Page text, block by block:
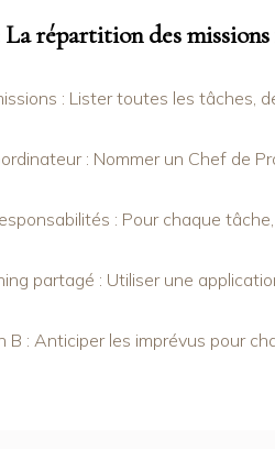
La répartition des
: Lister toutes les tâches,
: Nommer un Chef de
: Pour chaque
partagé : Utiliser une
B : Anticiper les imprévus pour